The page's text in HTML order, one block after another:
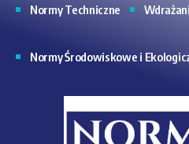
Normy Techniczne
Normy Środowiskowe i